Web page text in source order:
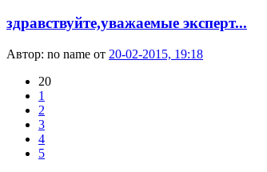
здравствуйте,уважаемые эксперт...
Автор: no name от 20-02-2015, 19:18
20
1
2
3
4
5